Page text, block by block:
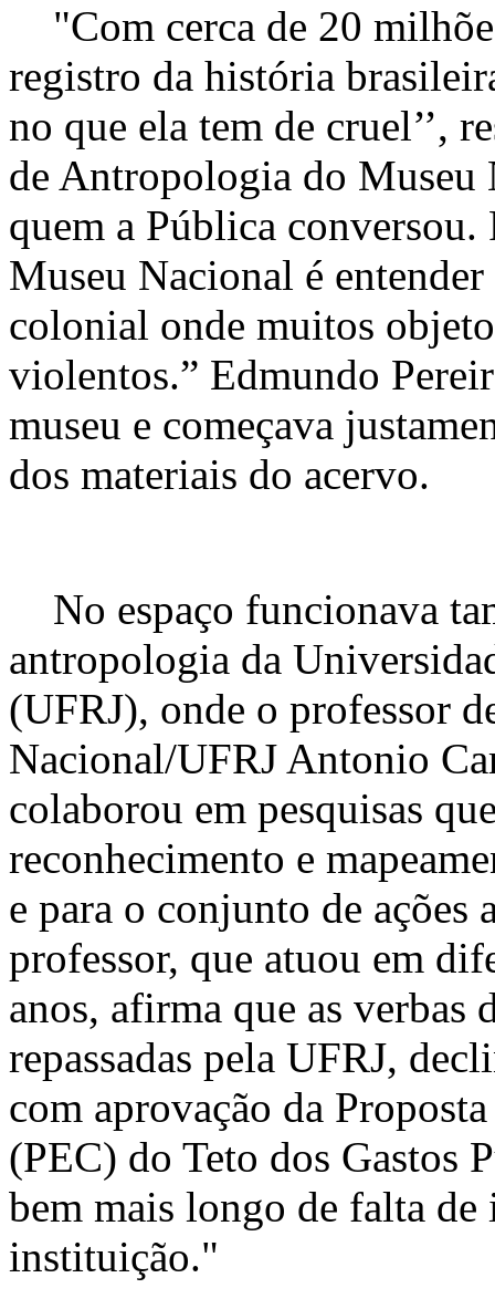
"Com cerca de 20
registro da história
no que ela tem de cruel’’,
de Antropologia do Museu
quem a Pública conversou.
Museu Nacional é
colonial onde muitos
violentos.” Edmundo
museu e começava
dos materiais do acervo.
No espaço funcionava
antropologia da
(UFRJ), onde o professor
Nacional/UFRJ Antonio
colaborou em pesquisas
reconhecimento e
e para o conjunto de
professor, que atuou em
anos, afirma que as
repassadas pela UFRJ,
com aprovação da
(PEC) do Teto dos Gastos
bem mais longo de falta
instituição."